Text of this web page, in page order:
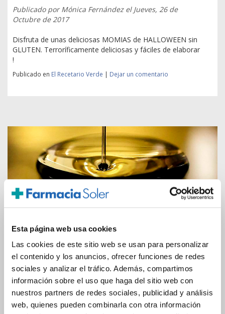
Esta página web usa cookies
Las cookies de este sitio web se usan para personalizar
el contenido y los anuncios, ofrecer funciones de redes
sociales y analizar el tráfico. Además, compartimos
información sobre el uso que haga del sitio web con
nuestros partners de redes sociales, publicidad y análisis
web, quienes pueden combinarla con otra información
Publicado porMónica Fernándezel Jueves, 26 de
Octubre de 2017
Disfruta de unas deliciosas MOMIAS de HALLOWEEN sin
GLUTEN. Terroríficamente deliciosas y fáciles de elaborar
!
Publicado en El Recetario Verde | Dejar un comentario
COSMÉTICA DEL CAÑAMO
Publicado porMónica Fernández
Descubre todo el poder de la molécula CBD. La nueva
cosmética a partir del aceite del Cáñamo, de múltiples
propiedades regeneradoras y terapéuticas para tu piel.
Publicado enCosmética natural|Dejar un comentario